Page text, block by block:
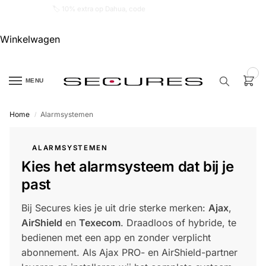
Winkelwagen
MENU
samenstellen
Home / Alarmsystemen
ALARMSYSTEMEN
Kies het alarmsysteem dat bij je
past
Bij Secures kies je uit drie sterke merken: Ajax,
AirShield en Texecom. Draadloos of hybride, te
bedienen met een app en zonder verplicht
abonnement. Als Ajax PRO- en AirShield-partner